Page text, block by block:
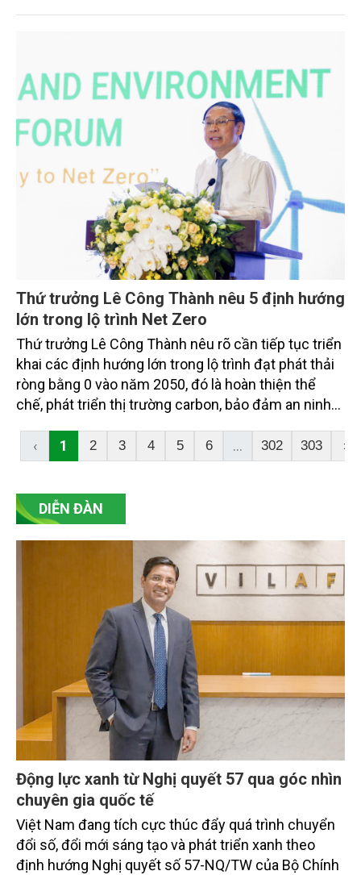
chính về mã số vùng trồng, mã số cơ sở đóng gói.
Thứ trưởng Lê Công Thành nêu 5 định hướng
lớn trong lộ trình Net Zero
Thứ trưởng Lê Công Thành nêu rõ cần tiếp tục triển
khai các định hướng lớn trong lộ trình đạt phát thải
ròng bằng 0 vào năm 2050, đó là hoàn thiện thể
chế, phát triển thị trường carbon, bảo đảm an ninh
bền vững, thúc đẩy chuyển đổi xanh trong các
ngành kinh tế, phát huy vai trò của các hệ sinh thái
‹ 1 2 3 4 5 6 ... 302 303 ›
DIỄN ĐÀN
Động lực xanh từ Nghị quyết 57 qua góc nhìn
chuyên gia quốc tế
Việt Nam đang tích cực thúc đẩy quá trình chuyển
đổi số, đổi mới sáng tạo và phát triển xanh theo
định hướng Nghị quyết số 57-NQ/TW của Bộ Chính